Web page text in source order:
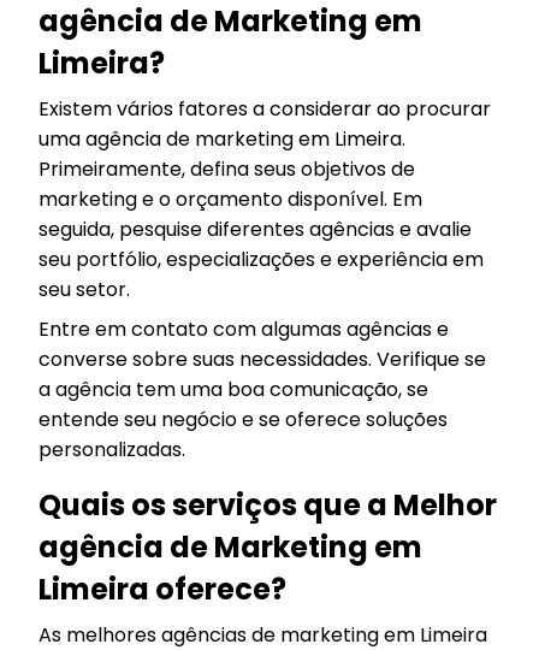
agência de Marketing em
Limeira?
Existem vários fatores a considerar ao procurar
uma agência de marketing em Limeira.
Primeiramente, defina seus objetivos de
marketing e o orçamento disponível. Em
seguida, pesquise diferentes agências e avalie
seu portfólio, especializações e experiência em
seu setor.
Entre em contato com algumas agências e
converse sobre suas necessidades. Verifique se
a agência tem uma boa comunicação, se
entende seu negócio e se oferece soluções
personalizadas.
Quais os serviços que a Melhor
agência de Marketing em
Limeira oferece?
As melhores agências de marketing em Limeira